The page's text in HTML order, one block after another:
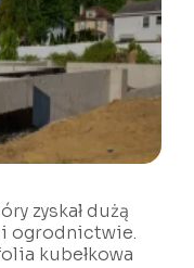
zyskał dużą
ogrodnictwie.
kubełkowa